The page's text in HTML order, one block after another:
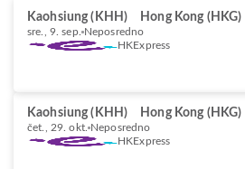
Kaohsiung (KHH) Hong Kong (HKG)
sre., 9. sep. Neposredno
HKExpress
Kaohsiung (KHH) Hong Kong (HKG)
čet., 29. okt. Neposredno
HKExpress